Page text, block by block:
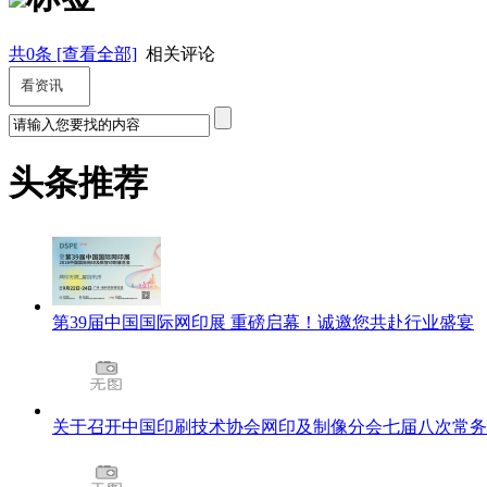
共0条 [查看全部] 相关评论
头条推荐
第39届中国国际网印展 重磅启幕！诚邀您共赴行业盛宴
关于召开中国印刷技术协会网印及制像分会七届八次常